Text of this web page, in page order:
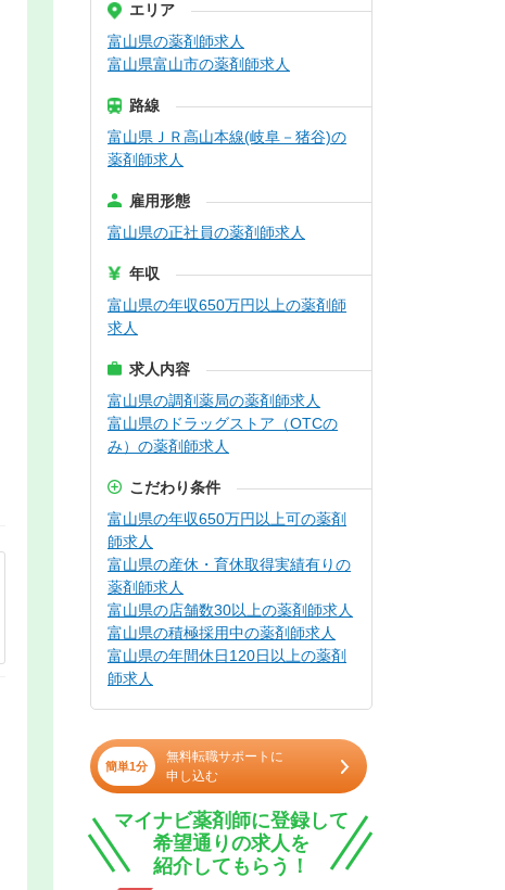
エリア
富山県の薬剤師求人
富山県富山市の薬剤師求人
路線
富山県ＪＲ高山本線(岐阜－猪谷)の
薬剤師求人
雇用形態
富山県の正社員の薬剤師求人
年収
富山県の年収650万円以上の薬剤師
求人
求人内容
富山県の調剤薬局の薬剤師求人
富山県のドラッグストア（OTCの
み）の薬剤師求人
こだわり条件
富山県の年収650万円以上可の薬剤
師求人
富山県の産休・育休取得実績有りの
薬剤師求人
富山県の店舗数30以上の薬剤師求人
富山県の積極採用中の薬剤師求人
富山県の年間休日120日以上の薬剤
師求人
簡単1分
無料転職サポートに
申し込む
マイナビ薬剤師に登録して
希望通りの求人を
紹介してもらう！